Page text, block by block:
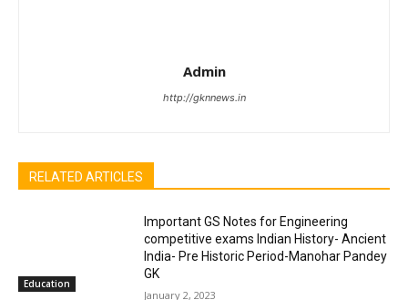
Admin
http://gknnews.in
RELATED ARTICLES
Education
Important GS Notes for Engineering
competitive exams Indian History- Ancient
India- Pre Historic Period-Manohar Pandey
GK
January 2, 2023